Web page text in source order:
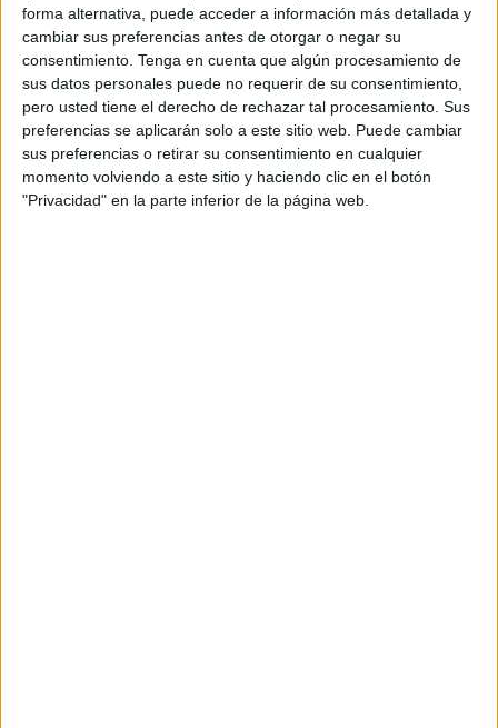
forma alternativa, puede acceder a información más detallada y
cambiar sus preferencias antes de otorgar o negar su
consentimiento. Tenga en cuenta que algún procesamiento de
sus datos personales puede no requerir de su consentimiento,
pero usted tiene el derecho de rechazar tal procesamiento. Sus
preferencias se aplicarán solo a este sitio web. Puede cambiar
sus preferencias o retirar su consentimiento en cualquier
momento volviendo a este sitio y haciendo clic en el botón
"Privacidad" en la parte inferior de la página web.
Dirección creativa ejecutiva: Lucas Paulino y
Ángel Torres
Equipo creativo: ángela Pacheco, álvaro
Marugán, Marta Fernández, Mario Carrillo
Producer agencia: María iglesias
Equipo de cuentas: Estefanía Gimeno, Izaskun